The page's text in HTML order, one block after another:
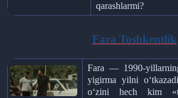
qarashlarmi?
Fara Toshkentlik
Fara — 1990-
yigirma yilni
o‘zini hech kim